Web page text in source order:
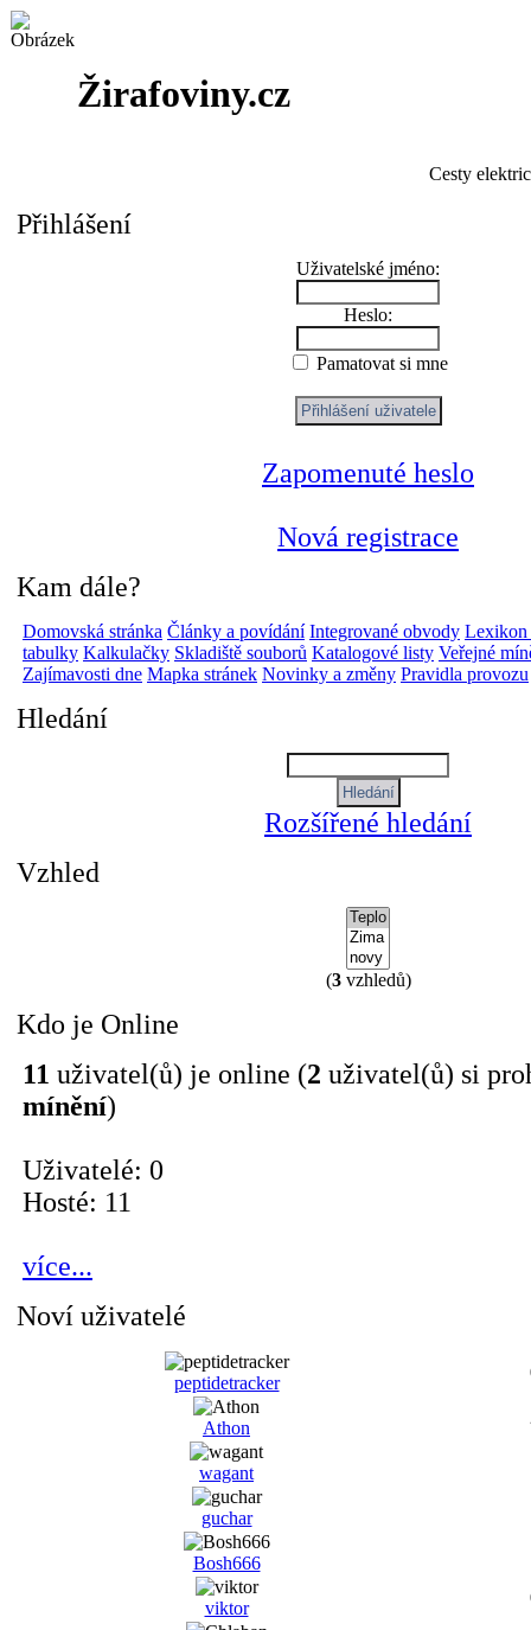
Žirafoviny.cz
Cesty
Přihlášení
Uživatelské jméno:
Heslo:
Pamatovat si mne
Zapomenuté heslo
Nová registrace
Kam dále?
Domovská stránka Články a povídání Integrované obvody Lexikon
tabulky Kalkulačky Skladiště souborů Katalogové listy Veřejné
Zajímavosti dne Mapka stránek Novinky a změny Pravidla provozu
Hledání
Rozšířené hledání
Vzhled
(3vzhledů)
Kdo je Online
11 uživatel(ů) je online (2 uživatel(ů) si
mínění)
Uživatelé: 0
Hosté: 11
více...
Noví uživatelé
peptidetracker
Athon
wagant
guchar
Bosh666
viktor